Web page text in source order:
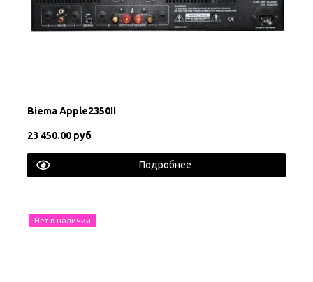
Biema Apple2350II
23 450.00 руб
Подробнее
Нет в наличии